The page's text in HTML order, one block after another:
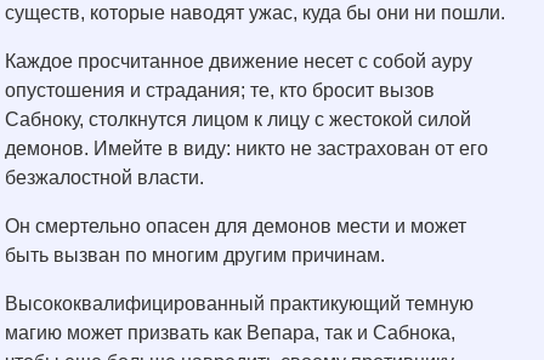
существ, которые наводят ужас, куда бы они ни пошли.
Каждое просчитанное движение несет с собой ауру
опустошения и страдания; те, кто бросит вызов
Сабноку, столкнутся лицом к лицу с жестокой силой
демонов. Имейте в виду: никто не застрахован от его
безжалостной власти.
Он смертельно опасен для демонов мести и может
быть вызван по многим другим причинам.
Высококвалифицированный практикующий темную
магию может призвать как Вепара, так и Сабнока,